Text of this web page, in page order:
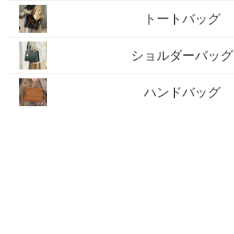
トートバッグ
ショルダーバッグ
ハンドバッグ